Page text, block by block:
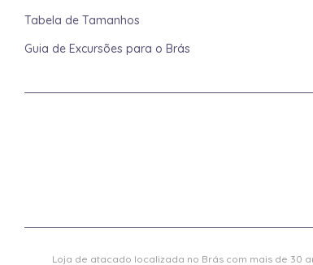
Tabela de Tamanhos
Guia de Excursões para o Brás
Loja de atacado localizada no Brás com mais de 30